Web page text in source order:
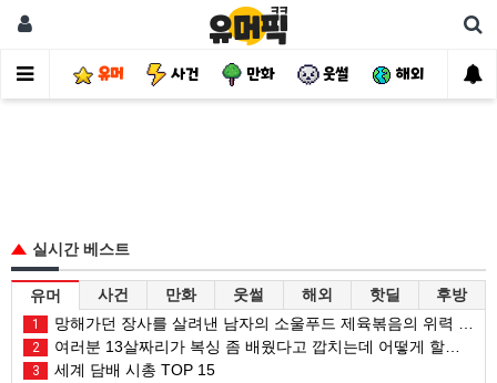
유머 사건 만화 웃썰 해외 핫
실시간 베스트
유머 사건 만화 웃썰 해외 핫딜 후방
1 망해가던 장사를 살려낸 남자의 소울푸드 제육볶음의 위력 ㅋㅋ
2 여러분 13살짜리가 복싱 좀 배웠다고 깝치는데 어떻게 할까요?
3 세계 담배 시총 TOP 15